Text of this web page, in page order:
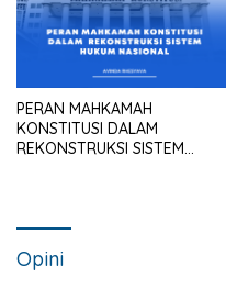
PERAN MAHKAMAH
KONSTITUSI DALAM
REKONSTRUKSI SISTEM
Opini